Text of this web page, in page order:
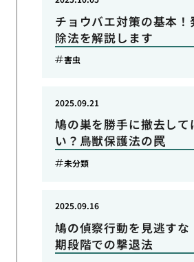
チョウバエ対策の基本！
除法を解説します
害虫
鳩の巣を勝手に撤去して
い？鳥獣保護法の罠
2025.09.21
未分類
鳩の偵察行動を見逃すな
期段階での撃退法
2025.09.16